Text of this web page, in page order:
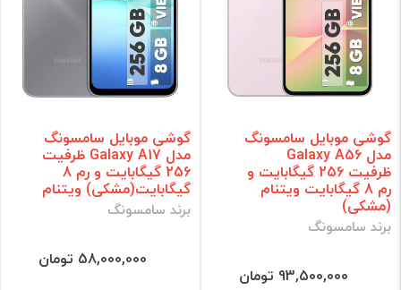
گوشی موبایل سامسونگ
مدل Galaxy A56
ظرفیت 256 گیگابایت و
رم 8 گیگابایت ویتنام
(مشکی)
برند سامسونگ
93,500,000 تومان
گوشی موبایل سامسونگ
مدل Galaxy A17 ظرفیت
256 گیگابایت و رم 8
گیگابایت(مشکی) ویتنام
برند سامسونگ
58,000,000 تومان